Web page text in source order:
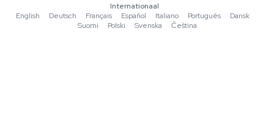
Redactionele normen
Tools & Calculators
Internationaal
English
·Deutsch ·Français ·Español ·Italiano ·Português ·Dansk
·
Suomi
·Polski ·Svenska ·Čeština